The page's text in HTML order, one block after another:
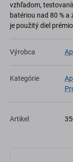
vzhľadom,
batériou nad 80 % a
je použitý diel
Výrobca
Kategórie
Artikel